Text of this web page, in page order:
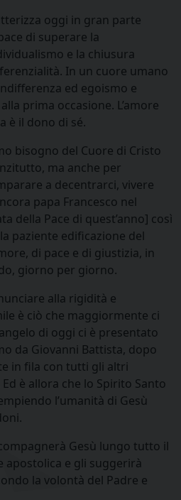
oggi in gran parte
di superare la
e la chiusura
In un cuore umano
ed egoismo e
prima occasione. L’amore
è il dono di sé.
bisogno del Cuore di Cristo
ma anche per
a decentrarci, vivere
papa Francesco nel
della Pace di quest’anno] così
paziente edificazione del
di pace e di giustizia, in
giorno per giorno.
alla rigidità e
è ciò che maggiormente ci
di oggi ci è presentato
da Giovanni Battista, dopo
in fila con tutti gli altri
è allora che lo Spirito Santo
l’umanità di Gesù
Gesù lungo tutto il
apostolica e gli suggerirà
la volontà del Padre e